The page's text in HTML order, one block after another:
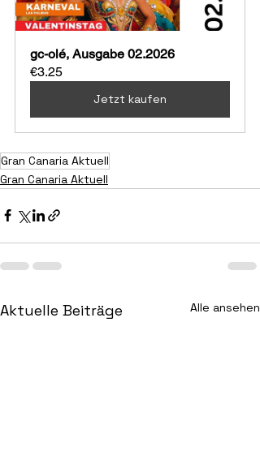
gc-olé, Ausgabe 02.2026
€3.25
Jetzt kaufen
Gran Canaria Aktuell
Gran Canaria Aktuell
Aktuelle Beiträge Alle ansehen